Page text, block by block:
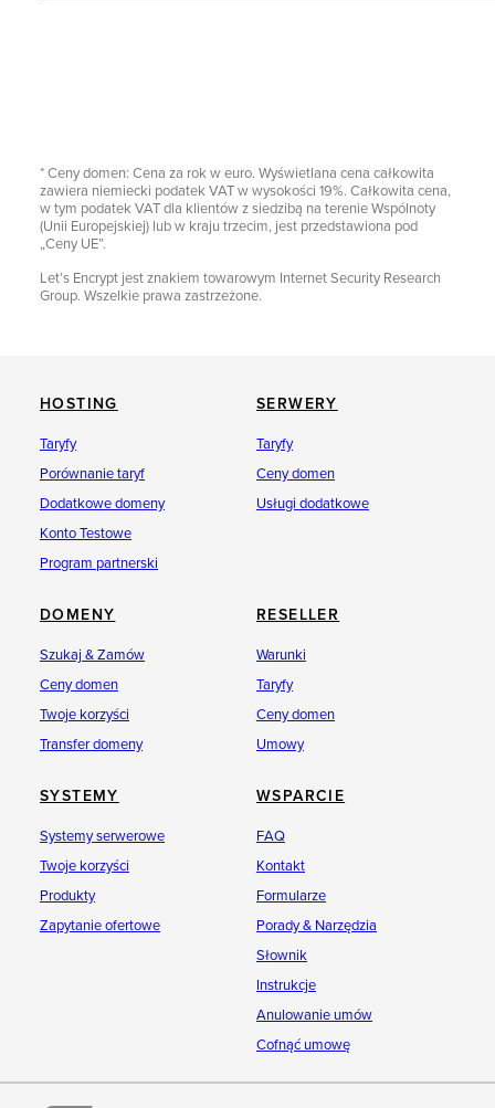
* Ceny domen: Cena za rok w euro. Wyświetlana cena całkowita
zawiera niemiecki podatek VAT w wysokości 19%. Całkowita cena,
w tym podatek VAT dla klientów z siedzibą na terenie Wspólnoty
(Unii Europejskiej) lub w kraju trzecim, jest przedstawiona pod
„Ceny UE”.
Let’s Encrypt jest znakiem towarowym Internet Security Research
Group. Wszelkie prawa zastrzeżone.
HOSTING
Taryfy
Porównanie taryf
Dodatkowe domeny
Konto Testowe
Program partnerski
SERWERY
Taryfy
Ceny domen
Usługi dodatkowe
DOMENY
Szukaj & Zamów
Ceny domen
Twoje korzyści
Transfer domeny
RESELLER
Warunki
Taryfy
Ceny domen
Umowy
SYSTEMY
Systemy serwerowe
Twoje korzyści
Produkty
Zapytanie ofertowe
WSPARCIE
FAQ
Kontakt
Formularze
Porady & Narzędzia
Słownik
Instrukcje
Anulowanie umów
Cofnąć umowę